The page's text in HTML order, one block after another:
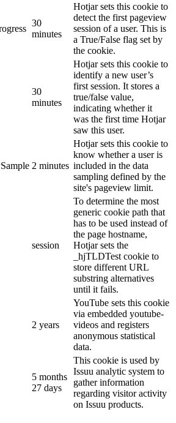
30
minutes
Hotjar sets this cookie to
detect the first pageview
session of a user. This is
a True/False flag set by
the cookie.
30
minutes
Hotjar sets this cookie to
identify a new user’s
first session. It stores a
true/false value,
indicating whether it
was the first time Hotjar
saw this user.
2 minutes
Hotjar sets this cookie to
know whether a user is
included in the data
sampling defined by the
site's pageview limit.
session
To determine the most
generic cookie path that
has to be used instead of
the page hostname,
Hotjar sets the
_hjTLDTest cookie to
store different URL
substring alternatives
until it fails.
2 years
YouTube sets this cookie
via embedded youtube-
videos and registers
anonymous statistical
data.
5 months
27 days
This cookie is used by
Issuu analytic system to
gather information
regarding visitor activity
on Issuu products.